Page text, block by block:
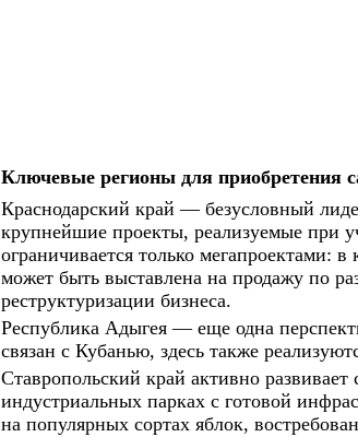
Ключевые регионы для приобретения
Краснодарский край — безусловный
крупнейшие проекты, реализуемые при
ограничивается только мегапроектами:
может быть выставлена на продажу по
реструктуризации бизнеса.
Республика Адыгея — еще одна
связан с Кубанью, здесь также
Ставропольский край активно
индустриальных парках с готовой
на популярных сортах яблок,